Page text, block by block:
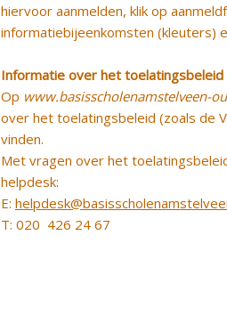
hiervoor aanmelden, klik op
informatiebijeenkomsten (kleuters)
Informatie over het toelatingsbeleid
Op www.basisscholenamstelveen-
over het toelatingsbeleid (zoals de
vinden.
Met vragen over het
helpdesk:
E:
T: 020 426 24 67